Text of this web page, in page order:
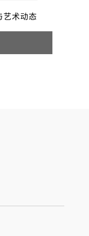
艺术动态